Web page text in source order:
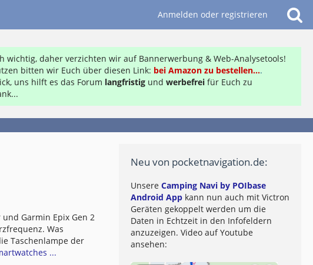
Anmelden oder registrieren
wichtig, daher verzichten wir auf Bannerwerbung & Web-Analysetools!
bitten wir Euch über diesen Link: bei Amazon zu bestellen....
uns hilft es das Forum langfristig und werbefrei für Euch zu
Garmin Epix Gen 2
Was
Taschenlampe der
...
Neu von pocketnavigation.de:
Unsere Camping Navi by POIbase
Android App kann nun auch mit Victron
Geräten gekoppelt werden um die
Daten in Echtzeit in den Infofeldern
anzuzeigen. Video auf Youtube
ansehen: